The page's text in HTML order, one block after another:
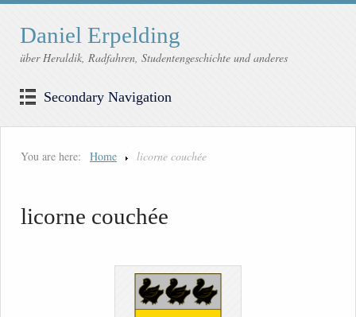
Daniel Erpelding
über Heraldik, Radfahren, Studentengeschichte und anderes
Secondary Navigation
You are here: Home licorne couchée
licorne couchée